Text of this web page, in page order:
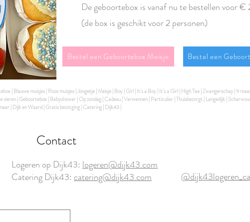
De geboortebox is vanaf nu te bestellen voor
(de box is geschikt voor 2 personen)
Bestel een Geboortebox Meisje Bestel een
| Blauwe muisjes | Roze muisjes | Jongetje | Meisje | Boy | Girl | It's a Boy | It's a Girl | High Tea | Zwangerschap | 9
| Geboortebox | Babyshower | Op zondag | Cadeau | Verwennen | Particulier | Thuisbezorgt | Langedijk |
| Dijk en Waard | Gratis bezorging |Catering | Dijk43 |
Contact
Logeren op Dijk43: logeren@dijk43.com
Catering Dijk43: catering@dijk43.com